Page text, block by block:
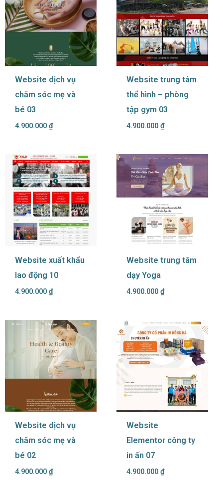
Website dịch vụ
chăm sóc mẹ và
bé 03
4.900.000 ₫
Website trung tâm
thể hình – phòng
tập gym 03
4.900.000 ₫
Website xuất khẩu
lao động 10
4.900.000 ₫
Website trung tâm
dạy Yoga
4.900.000 ₫
Website dịch vụ
chăm sóc mẹ và
bé 02
4.900.000 ₫
Website
Elementor công ty
in ấn 07
4.900.000 ₫